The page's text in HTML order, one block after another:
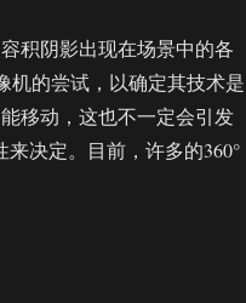
积阴影出现在场景中的各
机的尝试，以确定其技术是
移动，这也不一定会引发
决定。目前，许多的360°